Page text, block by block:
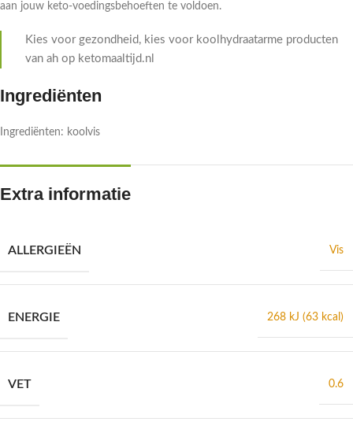
aan jouw keto-voedingsbehoeften te voldoen.
Kies voor gezondheid, kies voor koolhydraatarme producten
van ah op ketomaaltijd.nl
Ingrediënten
Ingrediënten: koolvis
Extra informatie
ALLERGIEËN Vis
ENERGIE 268 kJ (63 kcal)
VET 0.6